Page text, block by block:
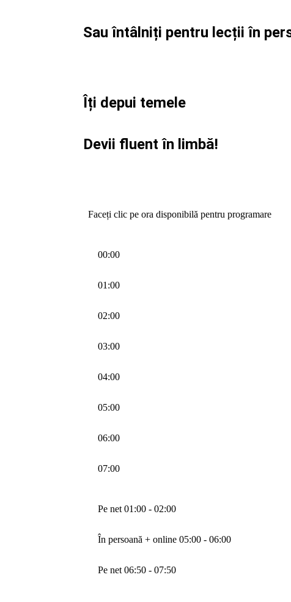
Sau întâlniți pentru lecții în
Îți depui temele
Devii fluent în limbă!
Faceți clic pe ora disponibilă pentru programare
00:00
01:00
02:00
03:00
04:00
05:00
06:00
07:00
Pe net 01:00 - 02:00
În persoană + online 05:00 - 06:00
Pe net 06:50 - 07:50